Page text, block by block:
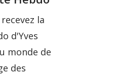
la
d'Yves
monde de
des